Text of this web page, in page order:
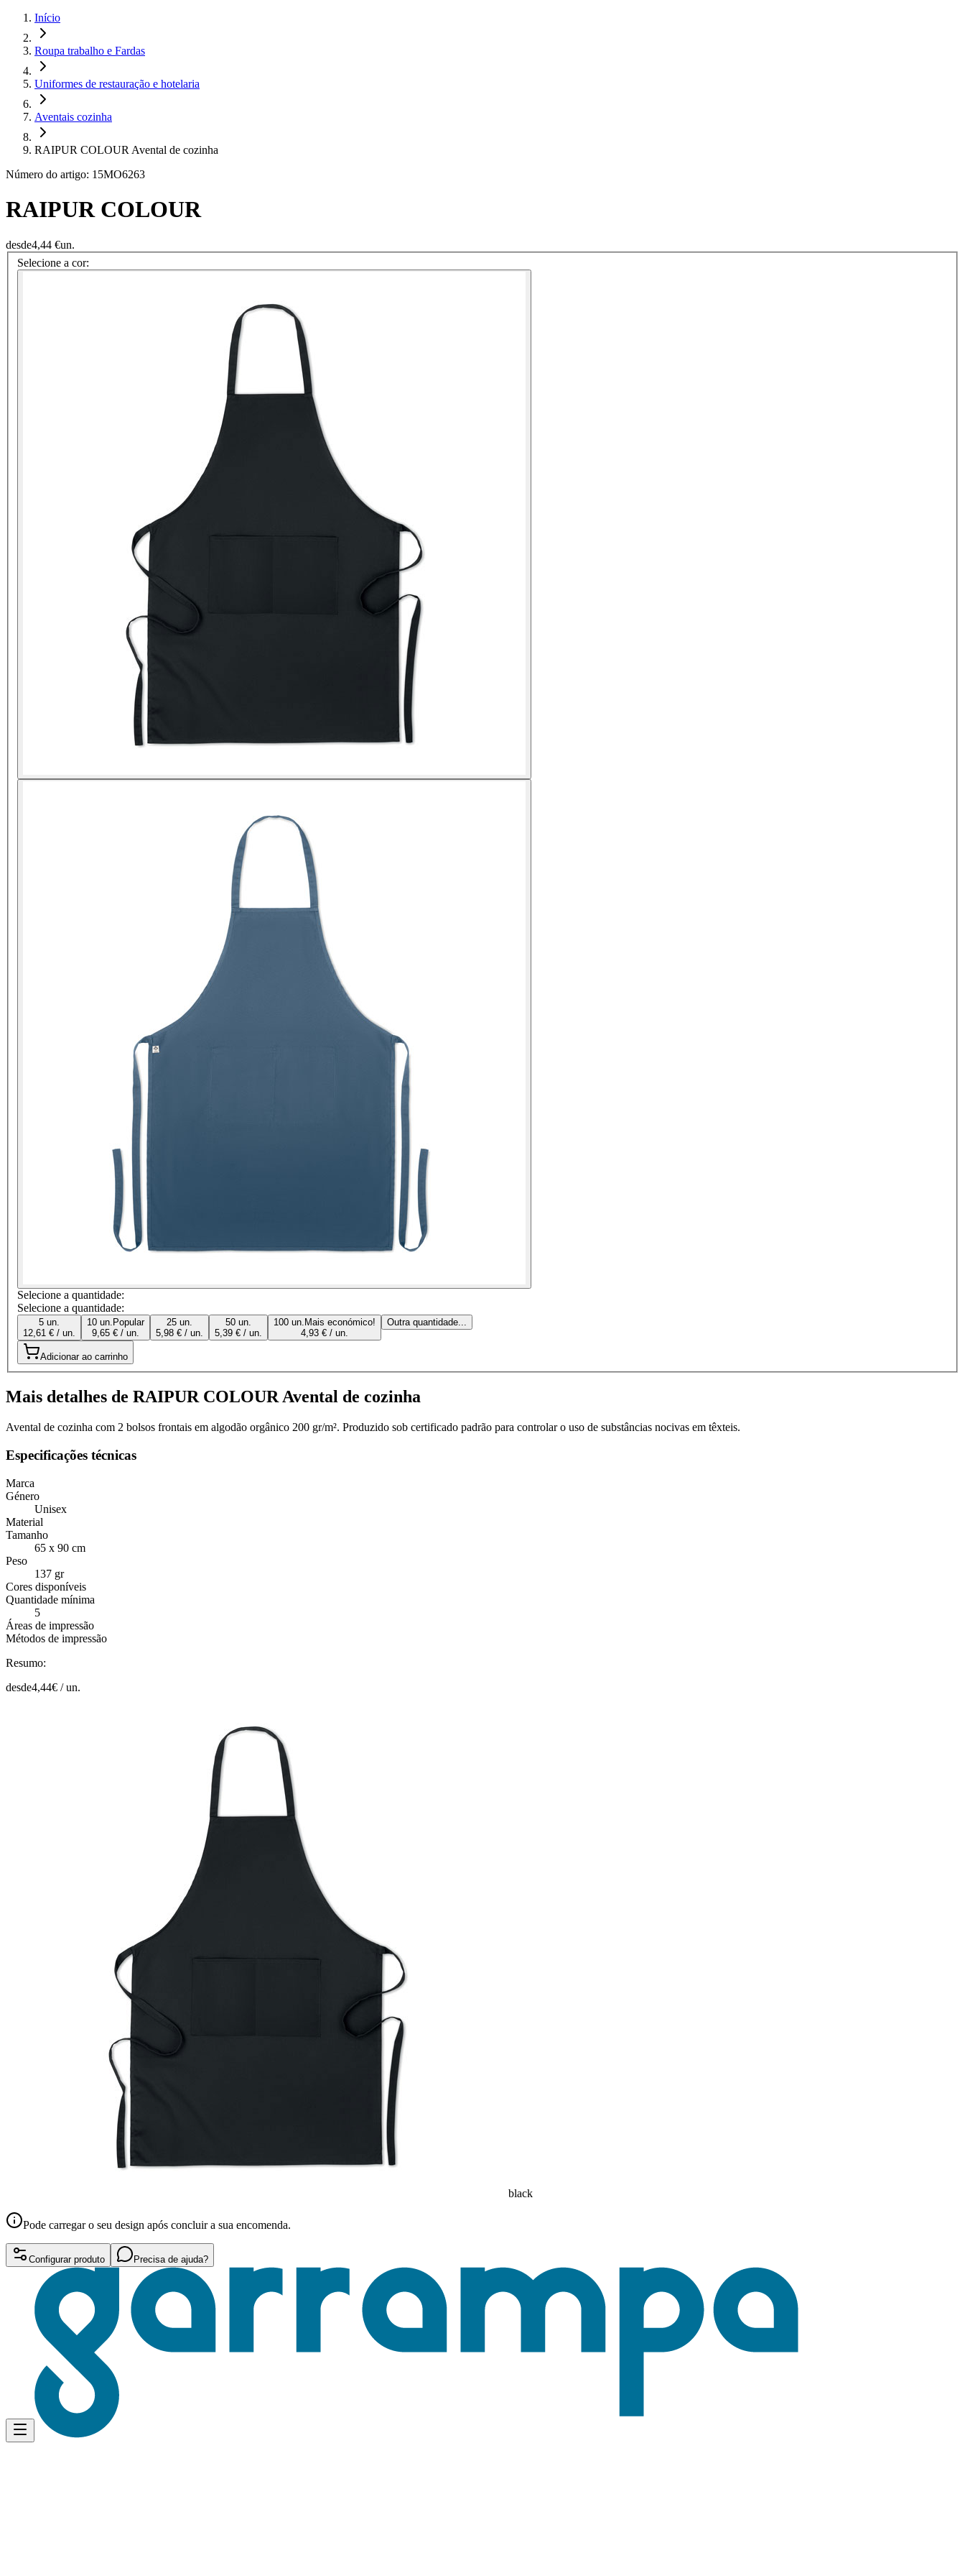
Início
Roupa trabalho e Fardas
Uniformes de restauração e hotelaria
Aventais cozinha
RAIPUR COLOUR Avental de cozinha
Número do artigo: 15MO6263
RAIPUR COLOUR
desde4,44 €un.
Selecione a cor:
Selecione a quantidade:
Selecione a quantidade:
5 un.
12,61 € / un.
10 un. Popular
9,65 € / un.
25 un.
5,98 € / un.
50 un.
5,39 € / un.
100 un. Mais económico!
4,93 € / un.
Outra quantidade...
Adicionar ao carrinho
Mais detalhes de RAIPUR COLOUR Avental de cozinha
Avental de cozinha com 2 bolsos frontais em algodão orgânico 200 gr/m². Produzido sob certificado padrão para controlar o uso de substâncias nocivas em têxteis.
Especificações técnicas
Marca
Género
Unisex
Material
Tamanho
65 x 90 cm
Peso
137 gr
Cores disponíveis
Quantidade mínima
5
Áreas de impressão
Métodos de impressão
Resumo:
desde4,44€ /un.
black
Pode carregar o seu design após concluir a sua encomenda.
Configurar produto Precisa de ajuda?